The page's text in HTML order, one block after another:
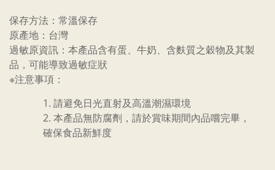
保存方法：常溫保存
原產地：台灣
過敏原資訊：本產品含有蛋、牛奶、含麩質之穀物及其製
品，可能導致過敏症狀
※注意事項：
請避免日光直射及高溫潮濕環境
本產品無防腐劑，請於賞味期間內品嚐完畢，
確保食品新鮮度